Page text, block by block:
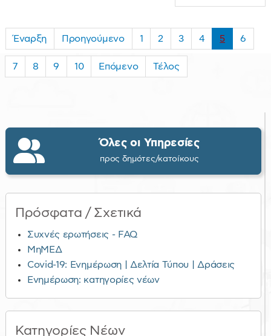
Έναρξη Προηγούμενο 1 2 3 4 5 6
7 8 9 10 Επόμενο Τέλος
Όλες οι Υπηρεσίες
προς δημότες/κατοίκους
Πρόσφατα / Σχετικά
Συχνές ερωτήσεις - FAQ
ΜηΜΕΔ
Covid-19: Ενημέρωση | Δελτία Τύπου | Δράσεις
Ενημέρωση: κατηγορίες νέων
Κατηγορίες Νέων